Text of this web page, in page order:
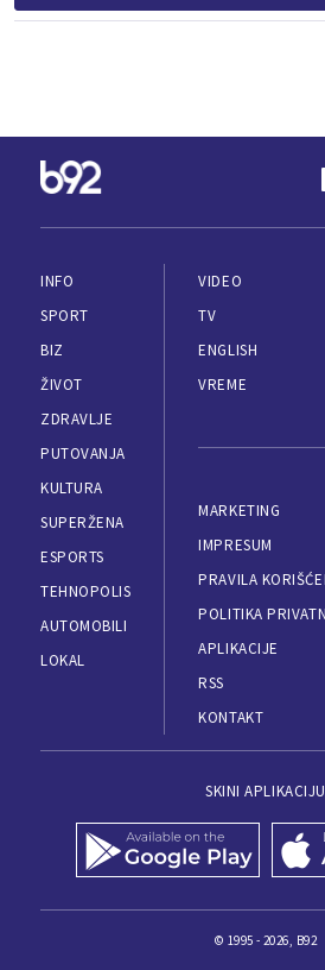
INFO
SPORT
BIZ
ŽIVOT
ZDRAVLJE
PUTOVANJA
KULTURA
SUPERŽENA
ESPORTS
TEHNOPOLIS
AUTOMOBILI
LOKAL
VIDEO
TV
ENGLISH
VREME
MARKETING
IMPRESUM
PRAVILA
POLITIKA
APLIKACIJE
RSS
KONTAKT
SKINI APLIKACIJU
© 1995 - 2026, B92